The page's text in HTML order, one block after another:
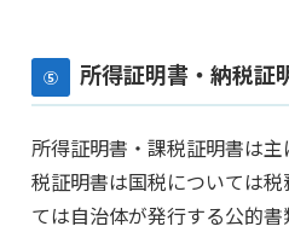
⑤ 所得証明書・納税証
所得証明書・課税証明書は
税証明書は国税については
ては自治体が発行する公的書